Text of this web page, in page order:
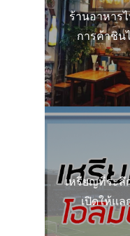
ร้านอาหาร
การค้าชิน
เหรียญที่ระลึ
เปิดให้แ